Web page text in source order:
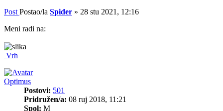
Post Postao/la Spider » 28 stu 2021, 12:16
Meni radi na:
Vrh
Optimus
Postovi: 501
Pridružen/a: 08 ruj 2018, 11:21
Spol: M